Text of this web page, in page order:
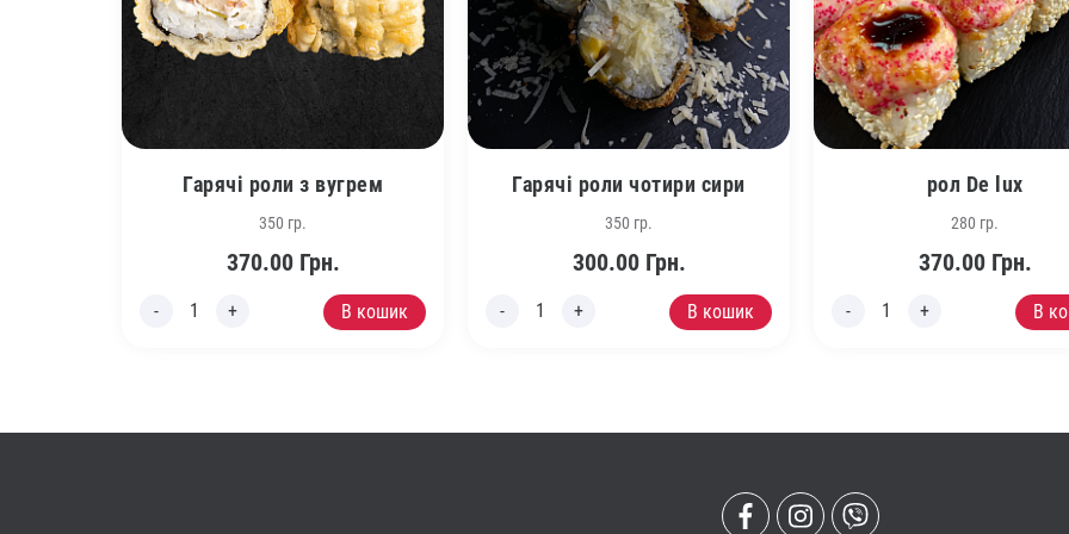
Гарячі роли з вугрем
350 гр.
370.00Грн.
В кошик
Гарячі роли чотири сири
350 гр.
300.00Грн.
В кошик
рол De lux
280 гр.
370.00Грн.
В